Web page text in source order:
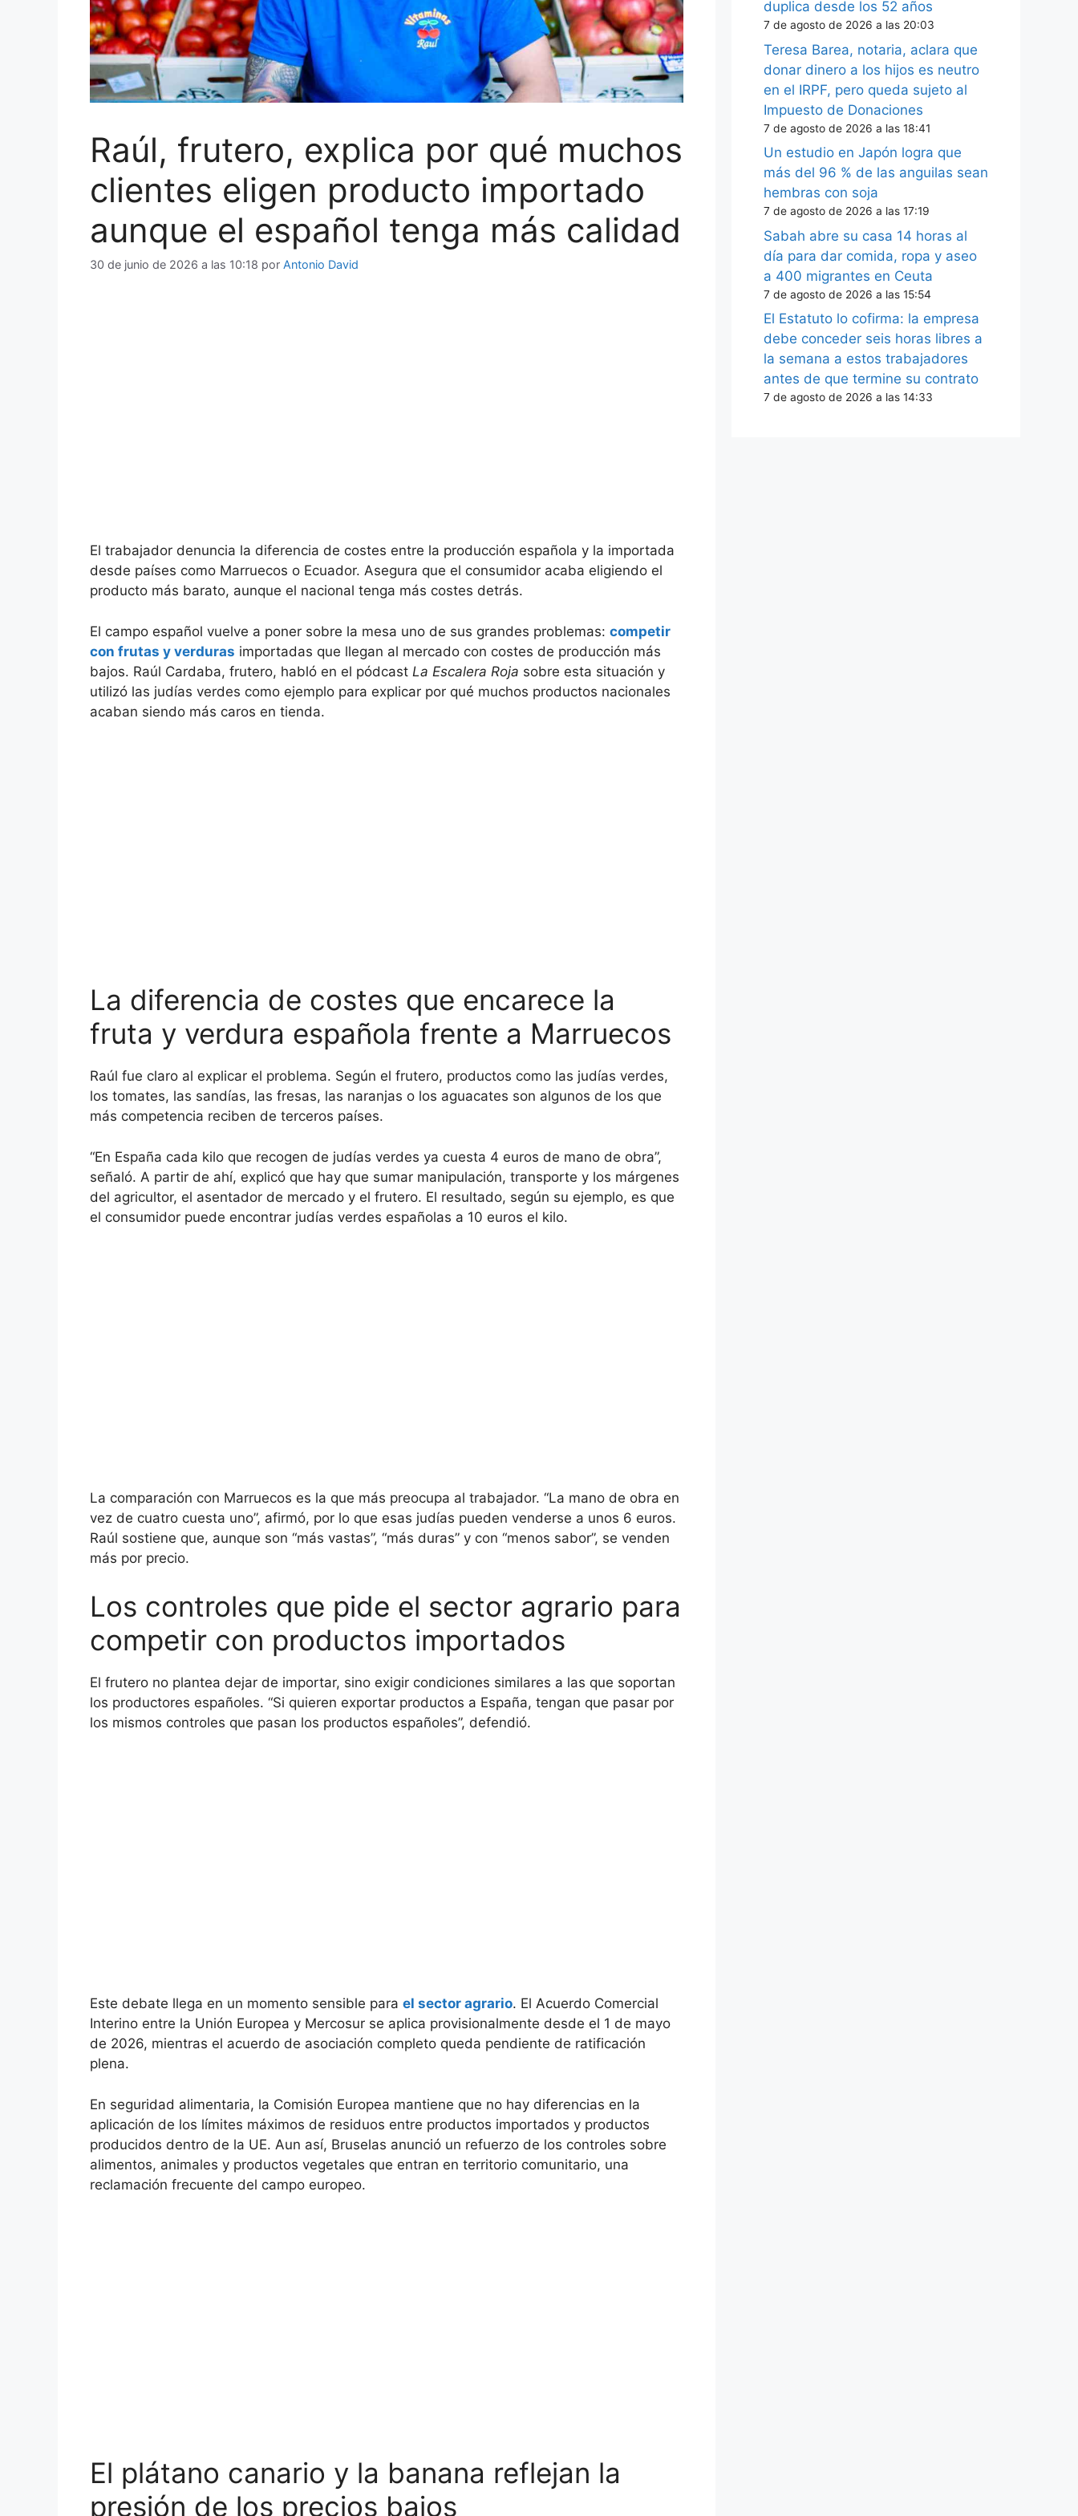
Raúl, frutero, explica por qué muchos
clientes eligen producto importado
aunque el español tenga más calidad
30 de junio de 2026 a las 10:18 por Antonio David
El trabajador denuncia la diferencia de costes entre la producción española y la importada
desde países como Marruecos o Ecuador. Asegura que el consumidor acaba eligiendo el
producto más barato, aunque el nacional tenga más costes detrás.
El campo español vuelve a poner sobre la mesa uno de sus grandes problemas: competir
con frutas y verduras importadas que llegan al mercado con costes de producción más
bajos. Raúl Cardaba, frutero, habló en el pódcast La Escalera Roja sobre esta situación y
utilizó las judías verdes como ejemplo para explicar por qué muchos productos nacionales
acaban siendo más caros en tienda.
La diferencia de costes que encarece la
fruta y verdura española frente a Marruecos
Raúl fue claro al explicar el problema. Según el frutero, productos como las judías verdes,
los tomates, las sandías, las fresas, las naranjas o los aguacates son algunos de los que
más competencia reciben de terceros países.
“En España cada kilo que recogen de judías verdes ya cuesta 4 euros de mano de obra”,
señaló. A partir de ahí, explicó que hay que sumar manipulación, transporte y los márgenes
del agricultor, el asentador de mercado y el frutero. El resultado, según su ejemplo, es que
el consumidor puede encontrar judías verdes españolas a 10 euros el kilo.
La comparación con Marruecos es la que más preocupa al trabajador. “La mano de obra en
vez de cuatro cuesta uno”, afirmó, por lo que esas judías pueden venderse a unos 6 euros.
Raúl sostiene que, aunque son “más vastas”, “más duras” y con “menos sabor”, se venden
más por precio.
Los controles que pide el sector agrario para
competir con productos importados
El frutero no plantea dejar de importar, sino exigir condiciones similares a las que soportan
los productores españoles. “Si quieren exportar productos a España, tengan que pasar por
los mismos controles que pasan los productos españoles”, defendió.
Este debate llega en un momento sensible para el sector agrario. El Acuerdo Comercial
Interino entre la Unión Europea y Mercosur se aplica provisionalmente desde el 1 de mayo
de 2026, mientras el acuerdo de asociación completo queda pendiente de ratificación
plena.
En seguridad alimentaria, la Comisión Europea mantiene que no hay diferencias en la
aplicación de los límites máximos de residuos entre productos importados y productos
producidos dentro de la UE. Aun así, Bruselas anunció un refuerzo de los controles sobre
alimentos, animales y productos vegetales que entran en territorio comunitario, una
reclamación frecuente del campo europeo.
El plátano canario y la banana reflejan la
presión de los precios bajos
duplica desde los 52 años
7 de agosto de 2026 a las 20:03
Teresa Barea, notaria, aclara que
donar dinero a los hijos es neutro
en el IRPF, pero queda sujeto al
Impuesto de Donaciones
7 de agosto de 2026 a las 18:41
Un estudio en Japón logra que
más del 96 % de las anguilas sean
hembras con soja
7 de agosto de 2026 a las 17:19
Sabah abre su casa 14 horas al
día para dar comida, ropa y aseo
a 400 migrantes en Ceuta
7 de agosto de 2026 a las 15:54
El Estatuto lo cofirma: la empresa
debe conceder seis horas libres a
la semana a estos trabajadores
antes de que termine su contrato
7 de agosto de 2026 a las 14:33